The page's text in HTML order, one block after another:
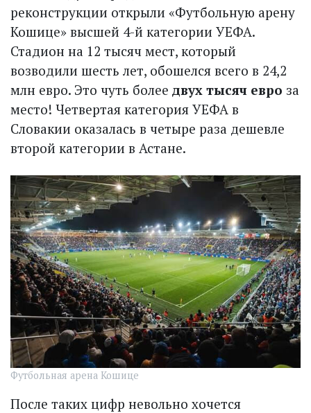
реконструкции открыли «Футбольную арену
Кошице» высшей 4-й категории УЕФА.
Стадион на 12 тысяч мест, который
возводили шесть лет, обошелся всего в 24,2
млн евро. Это чуть более двух тысяч евро за
место! Четвертая категория УЕФА в
Словакии оказалась в четыре раза дешевле
второй категории в Астане.
Футбольная арена Кошице
После таких цифр невольно хочется